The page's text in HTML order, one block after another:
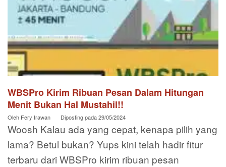
WBSPro Kirim Ribuan Pesan Dalam Hitungan
Menit Bukan Hal Mustahil!!
Oleh Fery Irawan Diposting pada29/05/2024
Woosh Kalau ada yang cepat, kenapa pilih yang
lama? Betul bukan? Yups kini telah hadir fitur
terbaru dari WBSPro kirim ribuan pesan